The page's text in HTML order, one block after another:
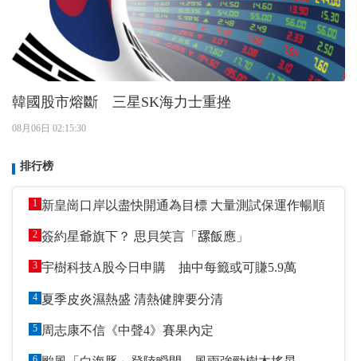
韓國股市熔斷 三星SK海力士重挫
08月06日 02:15:30
排行榜
1 新皇崗口岸以盡快開通為目標 大量測試保運作暢順
2 簽約星爺旗下？ 思貝笑言「𦧲飯應」
3 宇樹科技A股今日申購 抽中每籤或可賺5.9萬
4 夏季皮炎濕熱盛 清熱健脾要分清
5 周志康不信《中聲4》賽果內定